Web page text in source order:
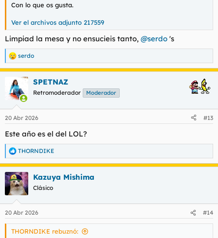
Con lo que os gusta.
Ver el archivos adjunto 217559
Limpiad la mesa y no ensucieis tanto, @serdo 's
R
e
a
c
i
e
:
serdo
SPETNAZ
Retromoderador Moderador
20 Abr 2026 #13
Este año es el del LOL?
R
e
a
c
c
i
e
s
THORNDIKE
Kazuya Mishima
Clásico
20 Abr 2026 #14
THORNDIKE rebuznó: